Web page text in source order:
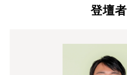
登壇者